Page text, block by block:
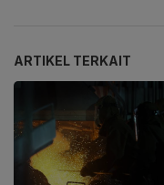
ARTIKEL TERKAIT